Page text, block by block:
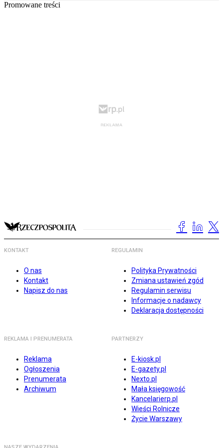
Promowane treści
KONTAKT
O nas
Kontakt
Napisz do nas
REGULAMIN
Polityka Prywatności
Zmiana ustawień zgód
Regulamin serwisu
Informacje o nadawcy
Deklaracja dostępności
REKLAMA I PRENUMERATA
Reklama
Ogłoszenia
Prenumerata
Archiwum
PARTNERZY
E-kiosk.pl
E-gazety.pl
Nexto.pl
Mała księgowość
Kancelarierp.pl
Wieści Rolnicze
Życie Warszawy